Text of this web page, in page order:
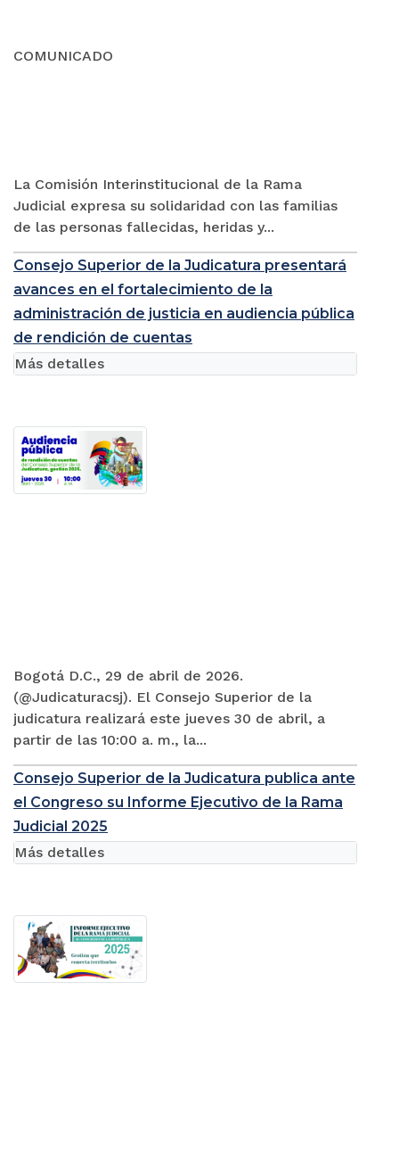
COMUNICADO
La Comisión Interinstitucional de la Rama
Judicial expresa su solidaridad con las familias
de las personas fallecidas, heridas y...
Consejo Superior de la Judicatura presentará
avances en el fortalecimiento de la
administración de justicia en audiencia pública
de rendición de cuentas
Bogotá D.C., 29 de abril de 2026.
(@Judicaturacsj). El Consejo Superior de la
judicatura realizará este jueves 30 de abril, a
partir de las 10:00 a. m., la...
Más detalles
Consejo Superior de la Judicatura publica ante
el Congreso su Informe Ejecutivo de la Rama
Judicial 2025
Más detalles